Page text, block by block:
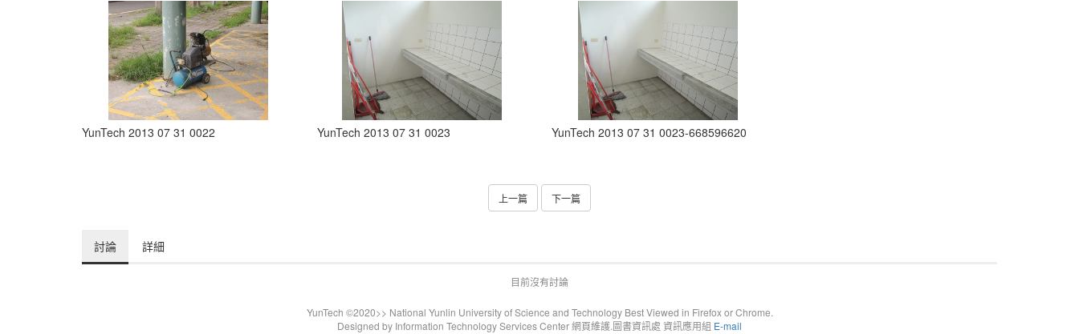
YunTech 2013 07 31 0022 YunTech 2013 07 31 0023 YunTech 2013 07 31 0023-668596620
上一篇 下一篇
討論 詳細
目前沒有討論
YunTech ©2020>> National Yunlin University of Science and Technology Best Viewed in Firefox or Chrome.
Designed by Information Technology Services Center 網頁維護.圖書資訊處 資訊應用組 E-mail